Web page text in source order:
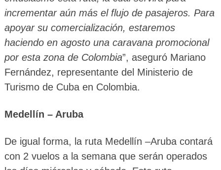
incrementar aún más el flujo de pasajeros. Para
apoyar su comercialización, estaremos
haciendo en agosto una caravana promocional
por esta zona de Colombia”, aseguró Mariano
Fernández, representante del Ministerio de
Turismo de Cuba en Colombia.
Medellín – Aruba
De igual forma, la ruta Medellín –Aruba contará
con 2 vuelos a la semana que serán operados